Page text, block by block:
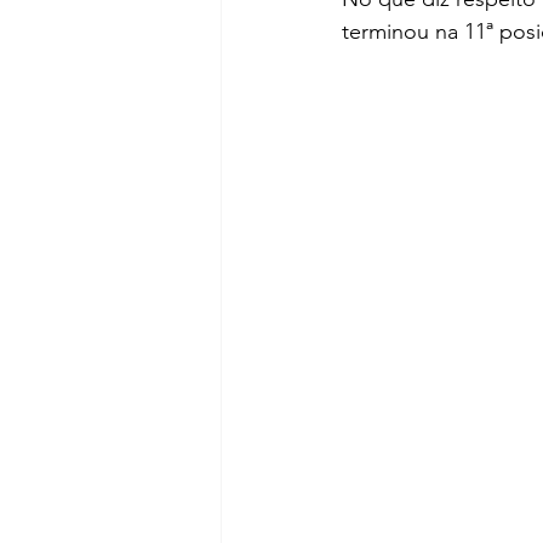
terminou na 11ª